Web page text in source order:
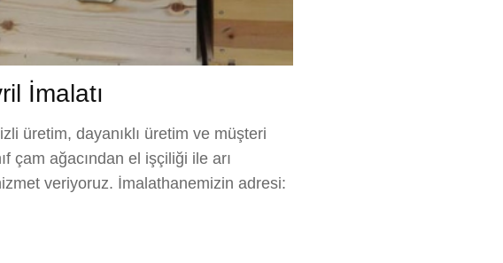
İmalatı
üretim, dayanıklı üretim ve müşteri
çam ağacından el işçiliği ile arı
veriyoruz. İmalathanemizin adresi: